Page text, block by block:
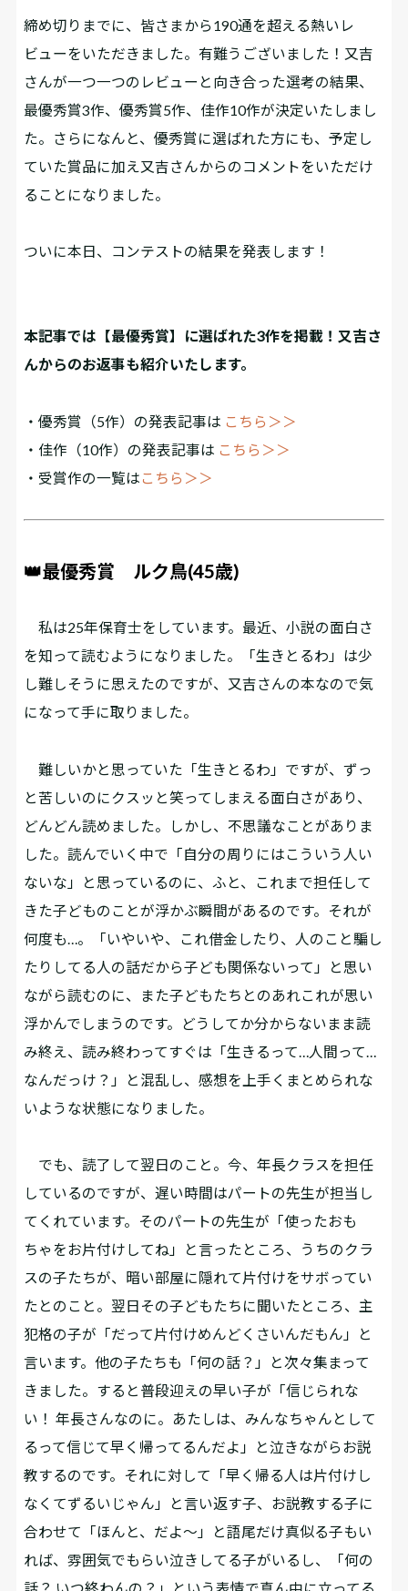
締め切りまでに、皆さまから190通を超える熱いレ
ビューをいただきました。有難うございました！又吉
さんが一つ一つのレビューと向き合った選考の結果、
最優秀賞3作、優秀賞5作、佳作10作が決定いたしまし
た。さらになんと、優秀賞に選ばれた方にも、予定し
ていた賞品に加え又吉さんからのコメントをいただけ
ることになりました。
ついに本日、コンテストの結果を発表します！
本記事では【最優秀賞】に選ばれた3作を掲載！又吉さ
んからのお返事も紹介いたします。
・優秀賞（5作）の発表記事は こちら＞＞
・佳作（10作）の発表記事は こちら＞＞
・受賞作の一覧は こちら＞＞
👑最優秀賞 ルク鳥(45歳)
私は25年保育士をしています。最近、小説の面白さ
を知って読むようになりました。「生きとるわ」は少
し難しそうに思えたのですが、又吉さんの本なので気
になって手に取りました。
難しいかと思っていた「生きとるわ」ですが、ずっ
と苦しいのにクスッと笑ってしまえる面白さがあり、
どんどん読めました。しかし、不思議なことがありま
した。読んでいく中で「自分の周りにはこういう人い
ないな」と思っているのに、ふと、これまで担任して
きた子どものことが浮かぶ瞬間があるのです。それが
何度も…。「いやいや、これ借金したり、人のこと騙し
たりしてる人の話だから子ども関係ないって」と思い
ながら読むのに、また子どもたちとのあれこれが思い
浮かんでしまうのです。どうしてか分からないまま読
み終え、読み終わってすぐは「生きるって…人間って…
なんだっけ？」と混乱し、感想を上手くまとめられな
いような状態になりました。
でも、読了して翌日のこと。今、年長クラスを担任
しているのですが、遅い時間はパートの先生が担当し
てくれています。そのパートの先生が「使ったおも
ちゃをお片付けしてね」と言ったところ、うちのクラ
スの子たちが、暗い部屋に隠れて片付けをサボってい
たとのこと。翌日その子どもたちに聞いたところ、主
犯格の子が「だって片付けめんどくさいんだもん」と
言います。他の子たちも「何の話？」と次々集まって
きました。すると普段迎えの早い子が「信じられな
い！ 年長さんなのに。あたしは、みんなちゃんとして
るって信じて早く帰ってるんだよ」と泣きながらお説
教するのです。それに対して「早く帰る人は片付けし
なくてずるいじゃん」と言い返す子、お説教する子に
合わせて「ほんと、だよ〜」と語尾だけ真似る子もい
れば、雰囲気でもらい泣きしてる子がいるし、「何の